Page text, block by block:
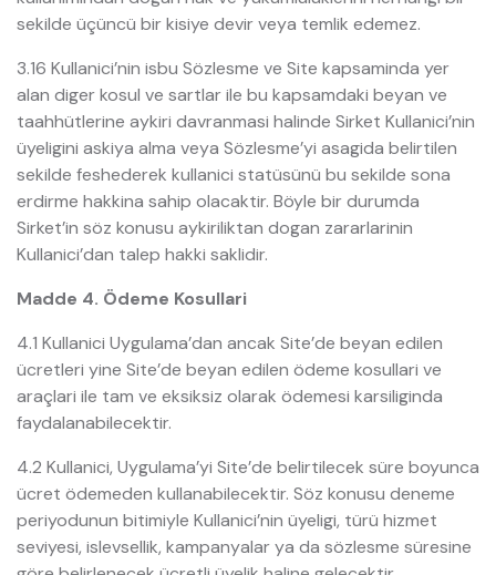
sekilde üçüncü bir kisiye devir veya temlik edemez.
3.16 Kullanici’nin isbu Sözlesme ve Site kapsaminda yer
alan diger kosul ve sartlar ile bu kapsamdaki beyan ve
taahhütlerine aykiri davranmasi halinde Sirket Kullanici’nin
üyeligini askiya alma veya Sözlesme’yi asagida belirtilen
sekilde feshederek kullanici statüsünü bu sekilde sona
erdirme hakkina sahip olacaktir. Böyle bir durumda
Sirket’in söz konusu aykiriliktan dogan zararlarinin
Kullanici’dan talep hakki saklidir.
Madde 4. Ödeme Kosullari
4.1 Kullanici Uygulama’dan ancak Site’de beyan edilen
ücretleri yine Site’de beyan edilen ödeme kosullari ve
araçlari ile tam ve eksiksiz olarak ödemesi karsiliginda
faydalanabilecektir.
4.2 Kullanici, Uygulama’yi Site’de belirtilecek süre boyunca
ücret ödemeden kullanabilecektir. Söz konusu deneme
periyodunun bitimiyle Kullanici’nin üyeligi, türü hizmet
seviyesi, islevsellik, kampanyalar ya da sözlesme süresine